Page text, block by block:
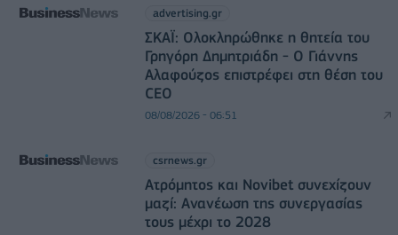
advertising.gr
ΣΚΑΪ: Ολοκληρώθηκε η θητεία του
Γρηγόρη Δημητριάδη - Ο Γιάννης
Αλαφούζος επιστρέφει στη θέση του
CEO
08/08/2026 - 06:51
csrnews.gr
Ατρόμητος και Novibet συνεχίζουν
μαζί: Ανανέωση της συνεργασίας
τους μέχρι το 2028